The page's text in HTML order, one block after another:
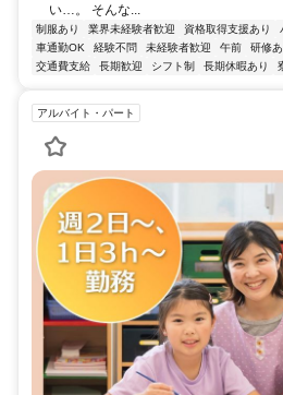
い…。 そんな...
制服あり 業界未経験者歓迎 資格取得支援あり
車通勤OK
経験不問 未経験者歓迎 午前 研修あ
交通費支給
長期歓迎 シフト制 長期休暇あり
アルバイト・パート